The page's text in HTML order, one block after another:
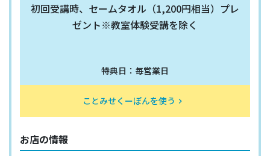
初回受講時、セームタオル（1,200円相当）プレ
ゼント※教室体験受講を除く
特典日：毎営業日
ことみせくーぽんを使う keyboard_arrow_right
お店の情報